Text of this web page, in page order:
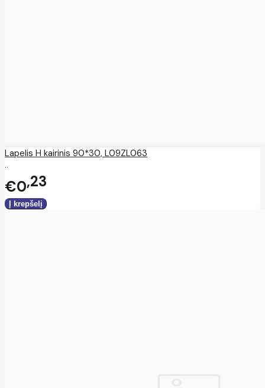
Lapelis H kairinis 90*30, L09ZL063
..
€0 23